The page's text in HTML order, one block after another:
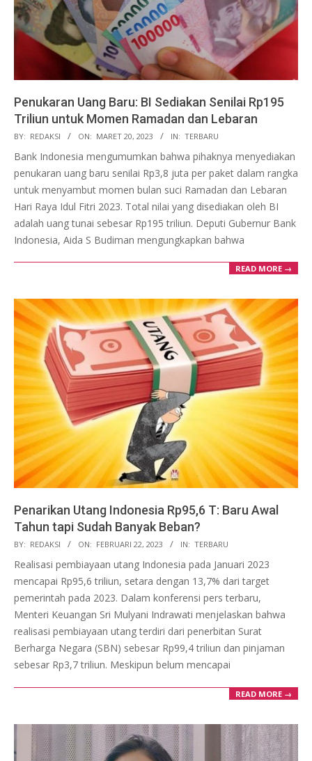
Penukaran Uang Baru: BI Sediakan Senilai Rp195
Triliun untuk Momen Ramadan dan Lebaran
2023-
03-
20
BY: REDAKSI ON: MARET 20, 2023 IN: TERBARU
Bank Indonesia mengumumkan bahwa pihaknya menyediakan
penukaran uang baru senilai Rp3,8 juta per paket dalam rangka
untuk menyambut momen bulan suci Ramadan dan Lebaran
Hari Raya Idul Fitri 2023. Total nilai yang disediakan oleh BI
adalah uang tunai sebesar Rp195 triliun. Deputi Gubernur Bank
Indonesia, Aida S Budiman mengungkapkan bahwa
READ MORE →
Penarikan Utang Indonesia Rp95,6 T: Baru Awal
Tahun tapi Sudah Banyak Beban?
2023-
02-
22
BY: REDAKSI ON: FEBRUARI 22, 2023 IN: TERBARU
Realisasi pembiayaan utang Indonesia pada Januari 2023
mencapai Rp95,6 triliun, setara dengan 13,7% dari target
pemerintah pada 2023. Dalam konferensi pers terbaru,
Menteri Keuangan Sri Mulyani Indrawati menjelaskan bahwa
realisasi pembiayaan utang terdiri dari penerbitan Surat
Berharga Negara (SBN) sebesar Rp99,4 triliun dan pinjaman
sebesar Rp3,7 triliun. Meskipun belum mencapai
READ MORE →